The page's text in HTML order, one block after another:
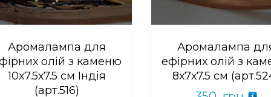
Аромалампа для
олій з каменю
10х7.5х7.5 см Індія
(арт.516)
Аромалампа
ефірних олій з
8х7х7.5 см